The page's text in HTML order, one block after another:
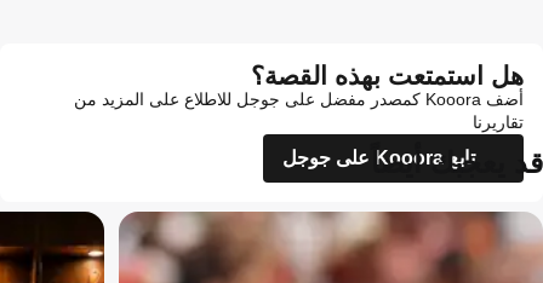
هل استمتعت بهذه القصة؟
أضف Kooora كمصدر مفضل على جوجل للاطلاع على المزيد من
تقاريرنا
تابع Kooora على جوجل
قد يعجبك أيضاً